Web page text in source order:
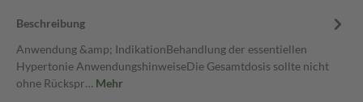
Beschreibung
Anwendung &amp; IndikationBehandlung der essentiellen
Hypertonie AnwendungshinweiseDie Gesamtdosis sollte nicht
ohne Rückspr… Mehr